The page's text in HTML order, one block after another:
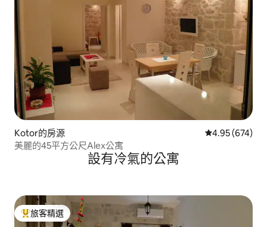
Kotor的房源 從 674 則評價
4.95 (674)
美麗的45平方公尺Alex公寓
設有冷氣的公寓
旅客精選榜首
旅客精選